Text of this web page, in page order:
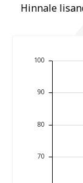
Hinnale
70
80
90
100